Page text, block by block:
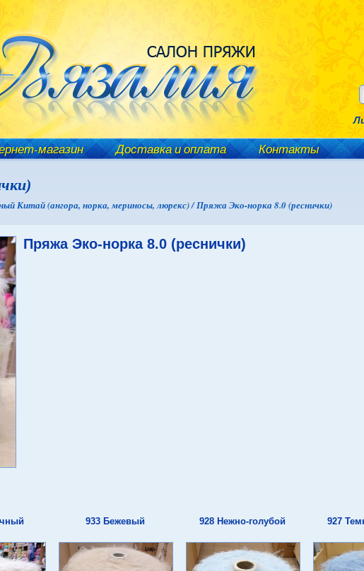
магазин Доставка и оплата Контакты
Китай (ангора, норка, мериносы, люрекс) /Пряжа Эко-норка 8.0 (реснички)
Пряжа Эко-норка 8.0 (реснички)
933 Бежевый 928 Нежно-голубой 927